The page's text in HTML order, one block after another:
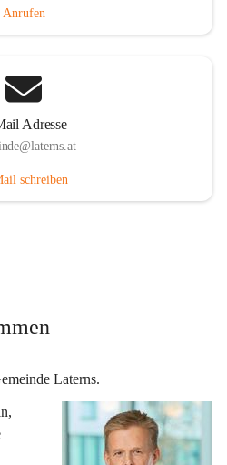
Anrufen
Adresse
schreiben
Laterns.